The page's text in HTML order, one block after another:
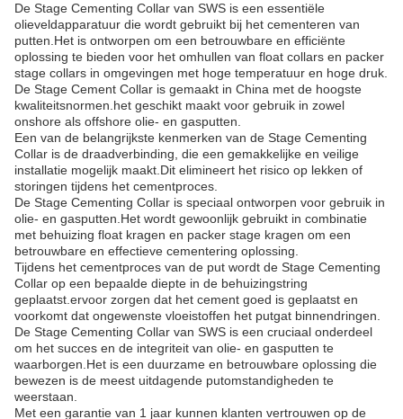
De Stage Cementing Collar van SWS is een essentiële
olieveldapparatuur die wordt gebruikt bij het cementeren van
putten.Het is ontworpen om een betrouwbare en efficiënte
oplossing te bieden voor het omhullen van float collars en packer
stage collars in omgevingen met hoge temperatuur en hoge druk.
De Stage Cement Collar is gemaakt in China met de hoogste
kwaliteitsnormen.het geschikt maakt voor gebruik in zowel
onshore als offshore olie- en gasputten.
Een van de belangrijkste kenmerken van de Stage Cementing
Collar is de draadverbinding, die een gemakkelijke en veilige
installatie mogelijk maakt.Dit elimineert het risico op lekken of
storingen tijdens het cementproces.
De Stage Cementing Collar is speciaal ontworpen voor gebruik in
olie- en gasputten.Het wordt gewoonlijk gebruikt in combinatie
met behuizing float kragen en packer stage kragen om een
betrouwbare en effectieve cementering oplossing.
Tijdens het cementproces van de put wordt de Stage Cementing
Collar op een bepaalde diepte in de behuizingstring
geplaatst.ervoor zorgen dat het cement goed is geplaatst en
voorkomt dat ongewenste vloeistoffen het putgat binnendringen.
De Stage Cementing Collar van SWS is een cruciaal onderdeel
om het succes en de integriteit van olie- en gasputten te
waarborgen.Het is een duurzame en betrouwbare oplossing die
bewezen is de meest uitdagende putomstandigheden te
weerstaan.
Met een garantie van 1 jaar kunnen klanten vertrouwen op de